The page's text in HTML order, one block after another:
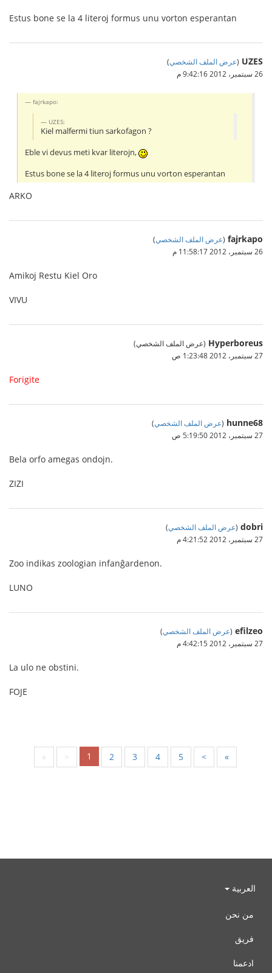
Estus bone se la 4 literoj formus unu vorton esperantan
UZES
(عرض الملف الشخصي)
26 سبتمبر، 2012 9:42:16 م
fajrkapo:
UZES:
Kiel malfermi tiun sarkofagon ?
Eble vi devus meti kvar literojn,
Estus bone se la 4 literoj formus unu vorton esperantan
ARKO
fajrkapo
(عرض الملف الشخصي)
26 سبتمبر، 2012 11:58:17 م
Amikoj Restu Kiel Oro
VIVU
Hyperboreus (عرض الملف الشخصي)
27 سبتمبر، 2012 1:23:48 ص
Forigite
hunne68
(عرض الملف الشخصي)
27 سبتمبر، 2012 5:19:50 ص
Bela orfo amegas ondojn.
ZIZI
dobri
(عرض الملف الشخصي)
27 سبتمبر، 2012 4:21:52 م
Zoo indikas zoologian infanĝardenon.
LUNO
efilzeo
(عرض الملف الشخصي)
27 سبتمبر، 2012 4:42:15 م
La ulo ne obstini.
FOJE
« < 1 2 3 4 5 > »
العربية
من نحن
فريق
ادعمنا